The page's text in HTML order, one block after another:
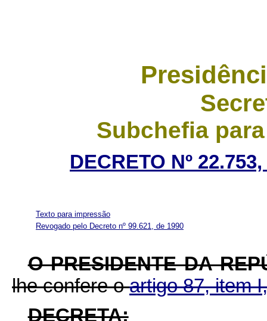
Subchefia
DECRETO Nº
Texto para impressão
Revogado pelo Decreto nº 99.621, de 1990
O PRESIDENTE DA
lhe confere oartigo 87, item
DECRETA: